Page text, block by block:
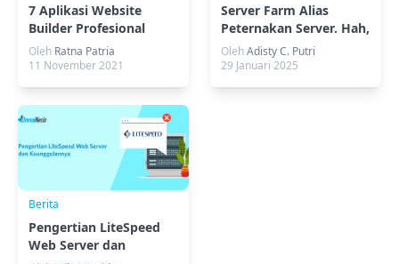
7 Aplikasi Website
Builder Profesional
Terbaik 2021 [GRATIS]
Oleh Ratna Patria
11 November 2021
Server Farm Alias
Peternakan Server. Hah,
Apa Itu?
OlehAdisty C. Putri
29 Januari 2025
Berita
Pengertian LiteSpeed
Web Server dan